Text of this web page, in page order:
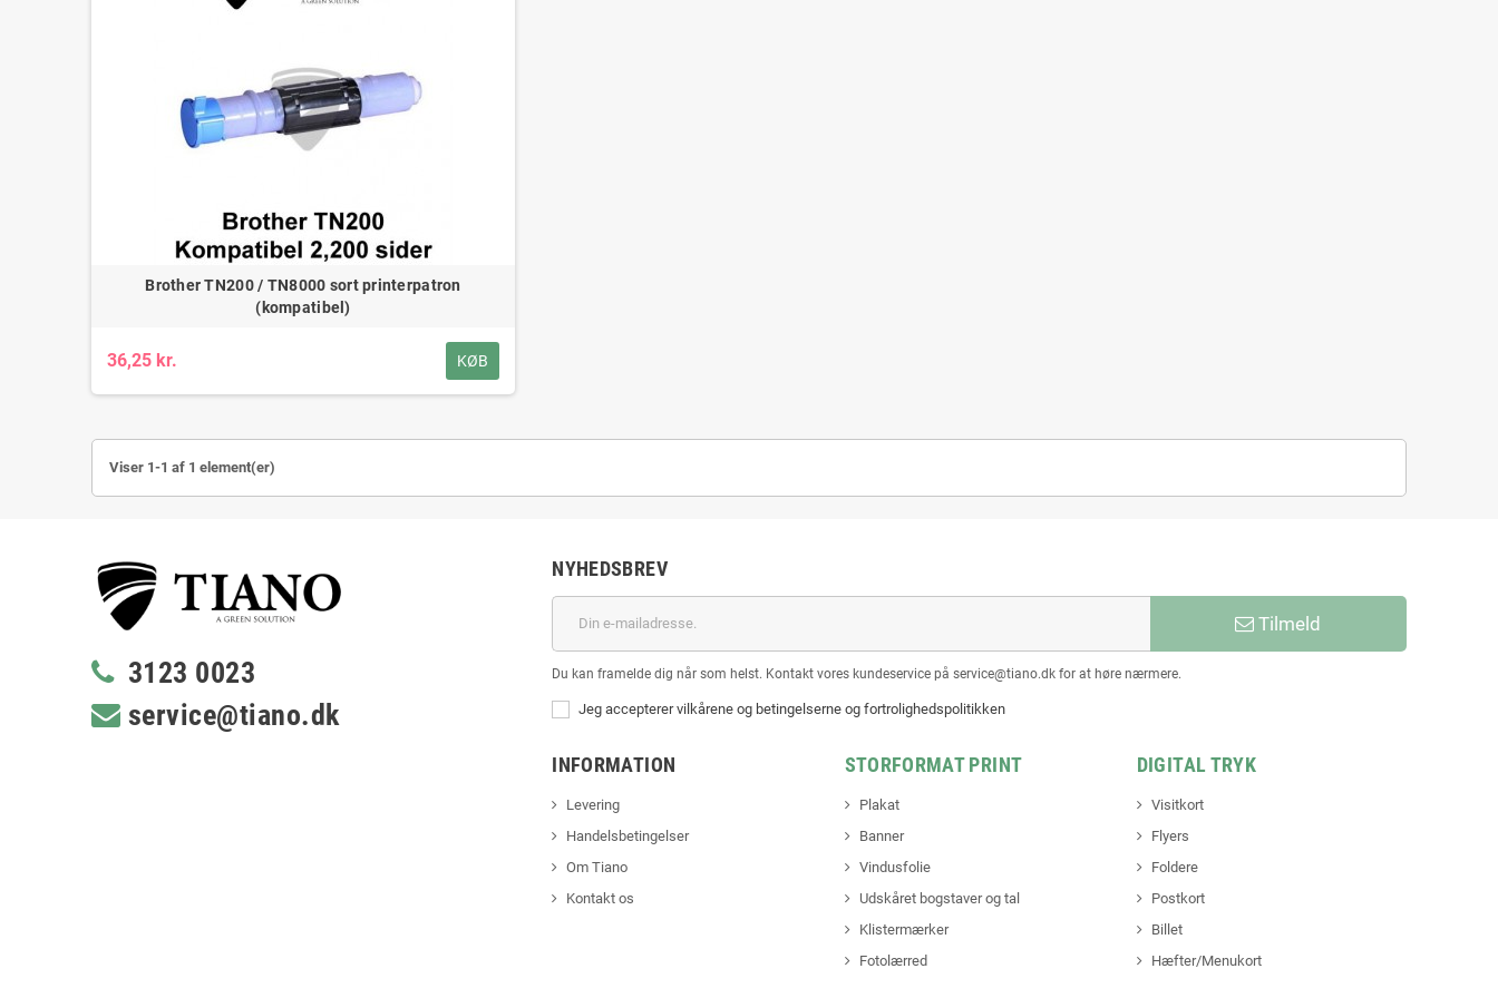
Brother TN200 / TN8000 sort printerpatron
(kompatibel)
36,25 kr. KØB
Viser 1-1 af 1 element(er)
3123 0023
service@tiano.dk
NYHEDSBREV
Tilmeld
Du kan framelde dig når som helst. Kontakt vores kundeservice på service@tiano.dk for at høre nærmere.
Jeg accepterer vilkårene og betingelserne og fortrolighedspolitikken
INFORMATION
Levering
Handelsbetingelser
Om Tiano
Kontakt os
STORFORMAT PRINT
Plakat
Banner
Vindusfolie
Udskåret bogstaver og tal
Klistermærker
Fotolærred
DIGITAL TRYK
Visitkort
Flyers
Foldere
Postkort
Billet
Hæfter/Menukort